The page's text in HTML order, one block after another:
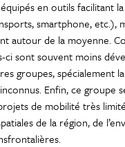
en outils facilitant
smartphone, etc.),
autour de la moyenne.
ci sont souvent moins
groupes, spécialement
Enfin, ce groupe
de mobilité très
de la région, de